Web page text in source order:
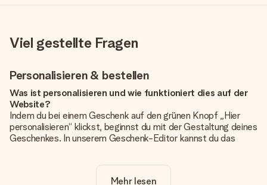
Viel gestellte Fragen
Personalisieren & bestellen
Was ist personalisieren und wie funktioniert dies auf der
Website?
Indem du bei einem Geschenk auf den grünen Knopf „Hier
personalisieren“ klickst, beginnst du mit der Gestaltung deines
Geschenkes. In unserem Geschenk-Editor kannst du das
noch eines unserer angebotenen Designs, um deinem
Mehr lesen